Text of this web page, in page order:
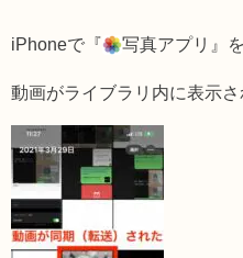
iPhoneで『 写真アプリ』
動画がライブラリ内に表示